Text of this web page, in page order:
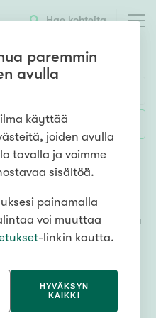
Hae kohteita
4h 5h+
Rovaniemi
Rovaniemi Ylikylä
vaihtoehdoista isoihin
Sadat
kattava
varmistavat, että meillä
ja tieto, mitä
paremmin
avulla
käyttää
joiden avulla
tavalla ja voimme
sisältöä.
painamalla
voi muuttaa
-linkin kautta.
HYVÄKSYN
KAIKKI